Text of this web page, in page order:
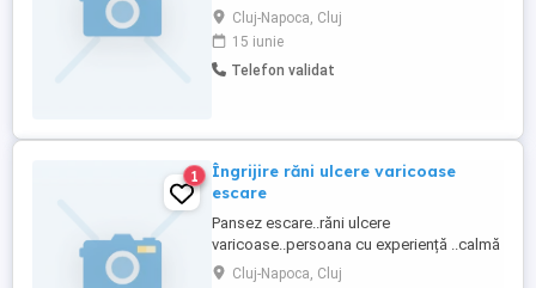
de 69 de ani, cu semipareză, domiciliat la
casă în Cluj-Napoca. Responsabilități:
Asigurarea igienei personale; Ajutor la
alimentație și hidratare; Sprijin pentru
Cluj-Napoca, Cluj
15 iunie
Telefon validat
1
Îngrijire răni ulcere varicoase
escare
Pansez escare..răni ulcere
varicoase..persoana cu experiență ..calmă
empatică..punctuala
Cluj-Napoca, Cluj